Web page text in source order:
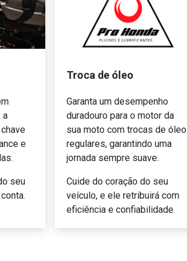
a
e
seu
Troca de óleo
Garanta um desempenho
duradouro para o motor da
sua moto com trocas de óleo
regulares, garantindo uma
jornada sempre suave.
Cuide do coração do seu
veículo, e ele retribuirá com
eficiência e confiabilidade.